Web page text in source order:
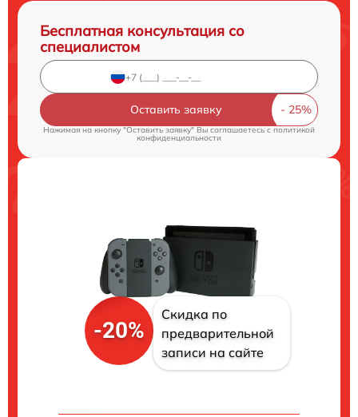
Бесплатная консультация со
специалистом
Оставить заявку
Нажимая на кнопку "Оставить заявку" Вы соглашаетесь c политикой
конфиденциальности
-20%
Скидка по
предварительной
записи на сайте